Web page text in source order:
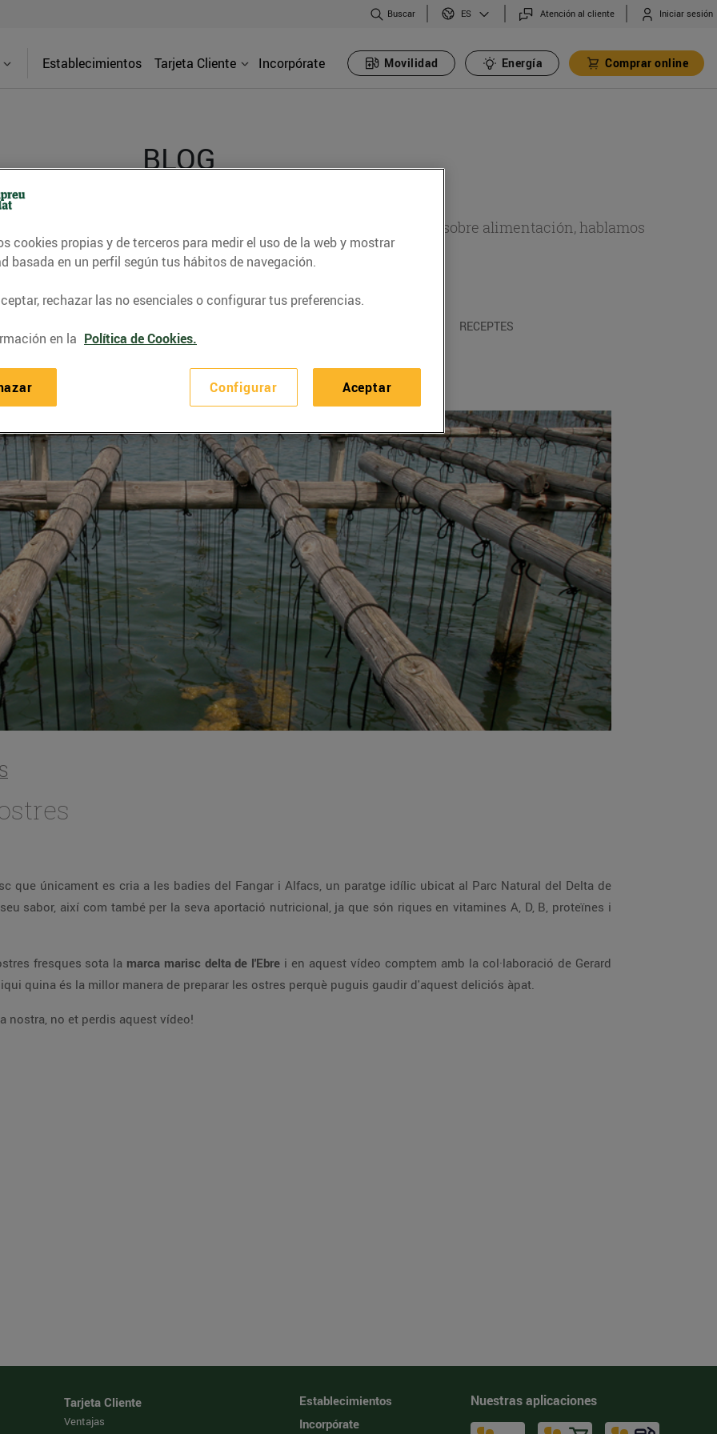
Buscar ES Atención al cliente Iniciar sesión
Establecimientos Tarjeta Cliente Incorpórate Movilidad Energía Comprar online
BLOG
recetas, consejos nutricionales, información de actualidad sobre alimentación, hablamos
gastronomía de nuestro territorio y muchos otros temas.
RECEPTES
que únicament es cria a les badies del Fangar i Alfacs, un paratge idílic ubicat al Parc Natural del Delta de
sabor, així com també per la seva aportació nutricional, ja que són riques en vitamines A, D, B, proteïnes i
fresques sota la marca marisc delta de l'Ebre i en aquest vídeo comptem amb la col·laboració de Gerard
quina és la millor manera de preparar les ostres perquè puguis gaudir d'aquest deliciós àpat.
nostra, no et perdis aquest vídeo!
Tarjeta Cliente
Ventajas
Establecimientos
Incorpórate
Nuestras aplicaciones
cookies propias y de terceros para medir el uso de la web y mostrar
basada en un perfil según tus hábitos de navegación.
rechazar las no esenciales o configurar tus preferencias.
en la Política de Cookies.
Configurar Aceptar